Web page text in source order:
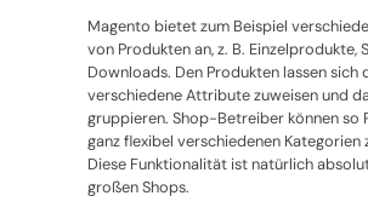
Magento bietet zum Beispiel
von Produkten an, z. B. Einzelprodukte,
Downloads. Den Produkten lassen sich
verschiedene Attribute zuweisen und
gruppieren. Shop-Betreiber können so
ganz flexibel verschiedenen Kategorien
Diese Funktionalität ist natürlich
großen Shops.